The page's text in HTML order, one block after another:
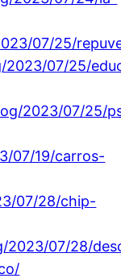
07/25/
2023/07/25/
2023/07/25/
07/19/carros-
07/28/chip-
2023/07/28/